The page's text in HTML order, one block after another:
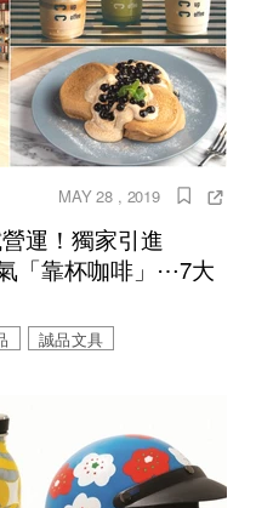
MAY 28 , 2019
運！獨家引進
「靠杯咖啡」⋯7大
誠品文具